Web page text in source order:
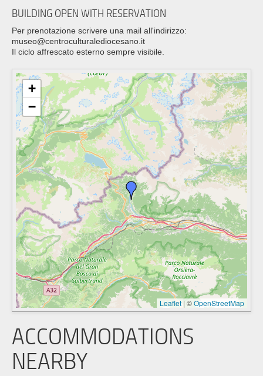
BUILDING OPEN WITH RESERVATION
Per prenotazione scrivere una mail all'indirizzo:
museo@centroculturalediocesano.it
Il ciclo affrescato esterno sempre visibile.
+
−
Leaflet | ©OpenStreetMap
ACCOMMODATIONS
NEARBY